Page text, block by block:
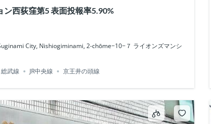
ン西荻窪第5 表面投報率5.90%
City, Nishiogiminami, 2-chōme−10−７ ライオンズマンシ
総武線 JR中央線 京王井の頭線